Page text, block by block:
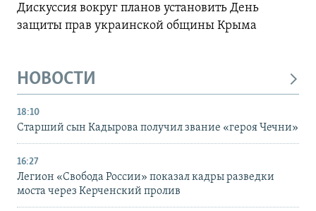
Дискуссия вокруг планов установить День
защиты прав украинской общины Крыма
НОВОСТИ
18:10
Старший сын Кадырова получил звание «героя Чечни»
16:27
Легион «Свобода России» показал кадры разведки
моста через Керченский пролив